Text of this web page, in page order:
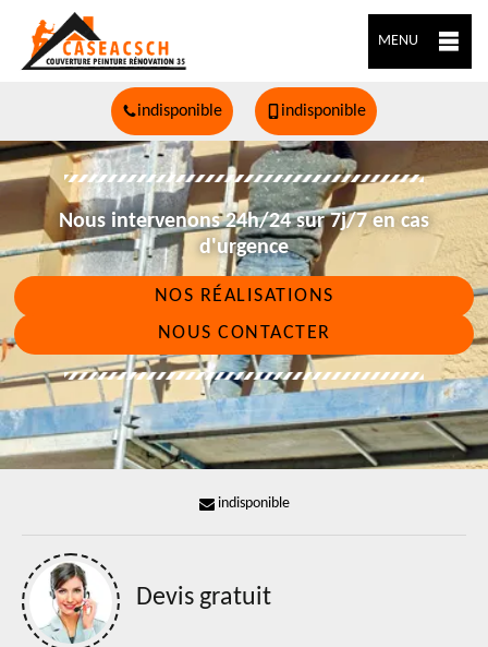
MENU
indisponible indisponible
Nous intervenons 24h/24 sur 7j/7 en cas
d'urgence
NOS RÉALISATIONS
NOUS CONTACTER
indisponible
Devis gratuit